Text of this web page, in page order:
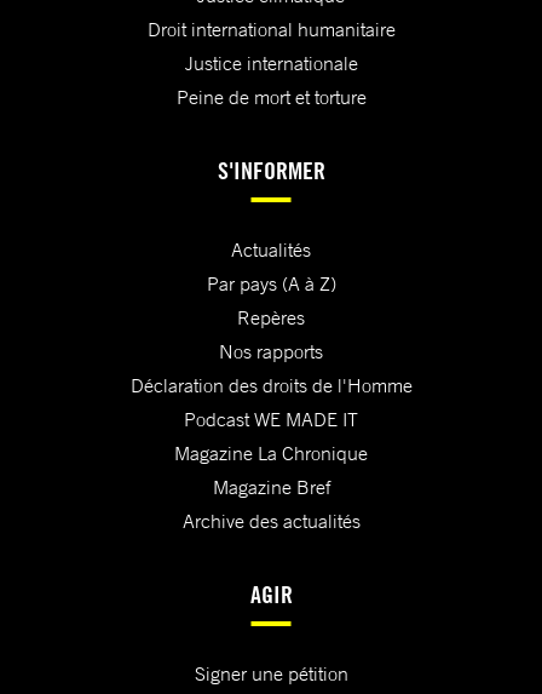
Droit international humanitaire
Justice internationale
Peine de mort et torture
S'INFORMER
Actualités
Par pays (A à Z)
Repères
Nos rapports
Déclaration des droits de l'Homme
Podcast WE MADE IT
Magazine La Chronique
Magazine Bref
Archive des actualités
AGIR
Signer une pétition